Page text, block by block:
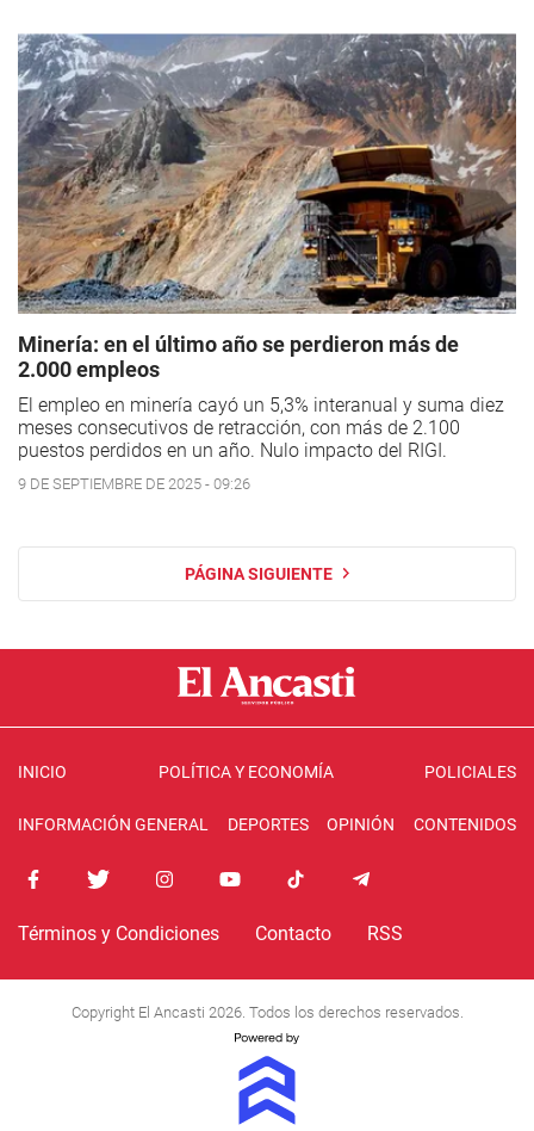
Minería: en el último año se perdieron más de
2.000 empleos
El empleo en minería cayó un 5,3% interanual y suma diez
meses consecutivos de retracción, con más de 2.100
puestos perdidos en un año. Nulo impacto del RIGI.
9 DE SEPTIEMBRE DE 2025 - 09:26
PÁGINA SIGUIENTE
INICIO POLÍTICA Y ECONOMÍA POLICIALES
INFORMACIÓN GENERAL DEPORTES OPINIÓN CONTENIDOS
Términos y Condiciones Contacto RSS
Copyright El Ancasti 2026. Todos los derechos reservados.